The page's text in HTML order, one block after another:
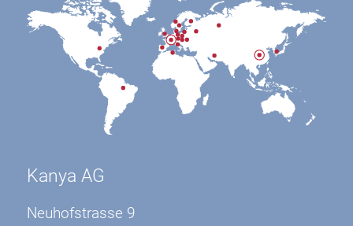
Kanya AG
Neuhofstrasse 9